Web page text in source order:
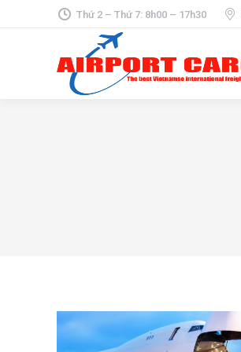
Thứ 2 – Thứ 7: 8h00 – 17h30